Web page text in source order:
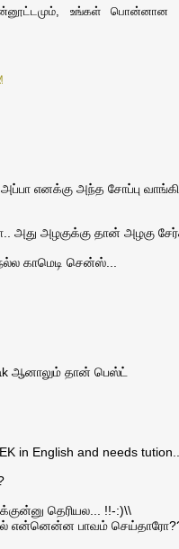
உங்கள் பொன்னான
எனக்கு அந்த சோப்பு
அது அழகுக்கு தான் அழகு
காமெடி சென்ஸ்...
ஆனாலும் தான் பெஸ்ட்
in English and needs
தெரியல... !!-:)\\
என்னென்ன பாவம்